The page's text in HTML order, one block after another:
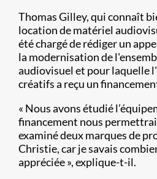
Thomas Gilley, qui connaît
location de matériel
été chargé de rédiger un
la modernisation de
audiovisuel et pour laquelle
créatifs a reçu un
« Nous avons étudié
financement nous
examiné deux marques de
Christie, car je savais
appréciée », explique-t-il.